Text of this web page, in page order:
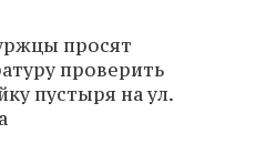
просят
проверить
пустыря на ул.